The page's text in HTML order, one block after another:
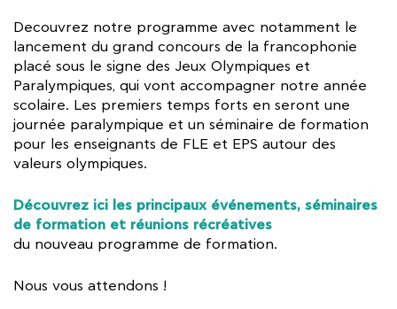
Decouvrez notre programme avec notamment le
lancement du grand concours de la francophonie
placé sous le signe des Jeux Olympiques et
Paralympiques, qui vont accompagner notre année
scolaire. Les premiers temps forts en seront une
journée paralympique et un séminaire de formation
pour les enseignants de FLE et EPS autour des
valeurs olympiques.
Découvrez ici les principaux événements, séminaires
de formation et réunions récréatives
du nouveau programme de formation.
Nous vous attendons !